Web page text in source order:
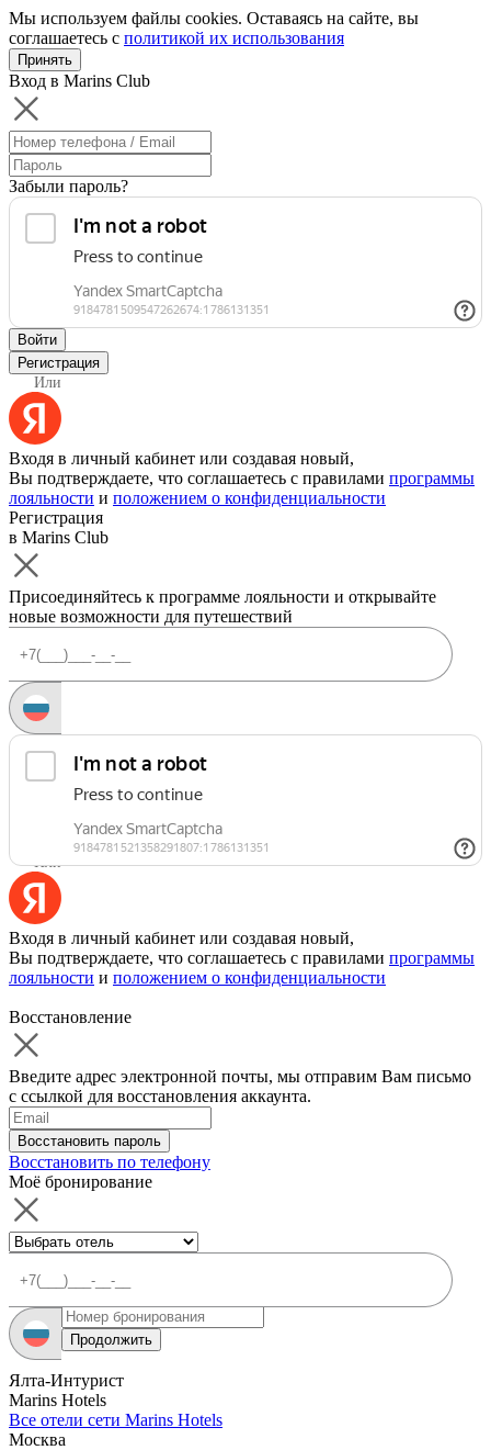
Мы используем файлы cookies. Оставаясь на сайте, вы
соглашаетесь с политикой их использования
Принять
Вход в Marins Club
Забыли пароль?
Войти
Регистрация
Или
Входя в личный кабинет или создавая новый,
Вы подтверждаете, что соглашаетесь с правилами программы
лояльности и положением о конфиденциальности
Регистрация
в Marins Club
Присоединяйтесь к программе лояльности и открывайте
новые возможности для путешествий
Запросить код
Уже есть аккаунт?Войти
Или
Входя в личный кабинет или создавая новый,
Вы подтверждаете, что соглашаетесь с правилами программы
лояльности и положением о конфиденциальности
Восстановление
Введите адрес электронной почты, мы отправим Вам письмо
с ссылкой для восстановления аккаунта.
Восстановить пароль
Восстановить по телефону
Моё бронирование
Продолжить
Ялта-Интурист
Marins Hotels
Все отели сети Marins Hotels
Москва